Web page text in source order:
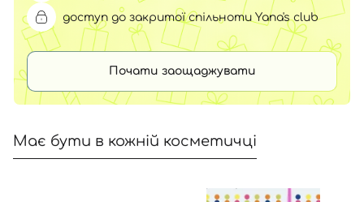
доступ до закритої спільноти Yana's club
Почати заощаджувати
Має бути в кожній косметичці